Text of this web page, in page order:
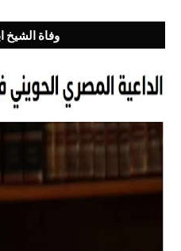
وفاة الشيخ